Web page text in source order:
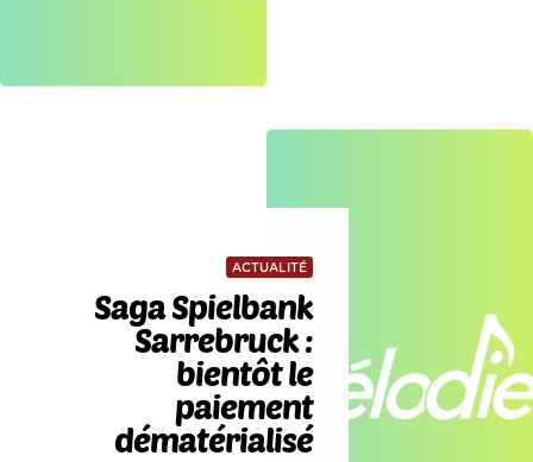
ACTUALITÉ
Saga Spielbank
Sarrebruck :
bientôt le
paiement
dématérialisé